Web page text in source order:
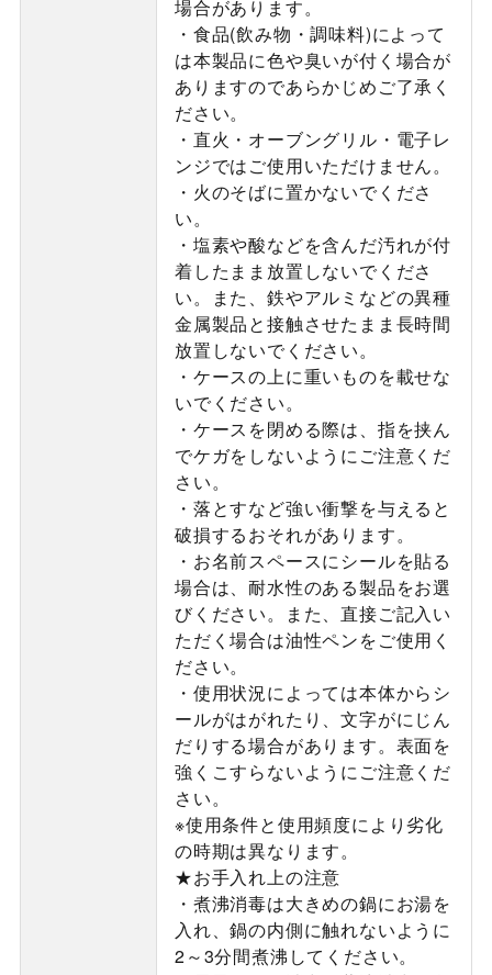
場合があります。
・食品(飲み物・調味料)によって
は本製品に色や臭いが付く場合が
ありますのであらかじめご了承く
ださい。
・直火・オーブングリル・電子レ
ンジではご使用いただけません。
・火のそばに置かないでくださ
い。
・塩素や酸などを含んだ汚れが付
着したまま放置しないでくださ
い。また、鉄やアルミなどの異種
金属製品と接触させたまま長時間
放置しないでください。
・ケースの上に重いものを載せな
いでください。
・ケースを閉める際は、指を挟ん
でケガをしないようにご注意くだ
さい。
・落とすなど強い衝撃を与えると
破損するおそれがあります。
・お名前スペースにシールを貼る
場合は、耐水性のある製品をお選
びください。また、直接ご記入い
ただく場合は油性ペンをご使用く
ださい。
・使用状況によっては本体からシ
ールがはがれたり、文字がにじん
だりする場合があります。表面を
強くこすらないようにご注意くだ
さい。
※使用条件と使用頻度により劣化
の時期は異なります。
★お手入れ上の注意
・煮沸消毒は大きめの鍋にお湯を
入れ、鍋の内側に触れないように
2～3分間煮沸してください。